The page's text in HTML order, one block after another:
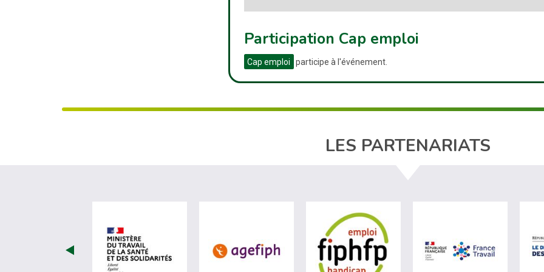
Participation Cap emploi
Cap emploi participe à l'événement.
LES PARTENARIATS
visiter les site de Ministère du travail (nouvelle fenêtre)
visiter les site de Agefiph (nouvelle fenêtre)visiter les site de Fiphfp (nouvellevisiter les